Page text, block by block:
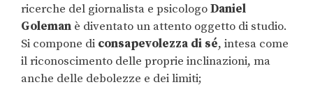
ricerche del giornalista e psicologoDaniel
Goleman è diventato un attento oggetto di studio.
Si compone di consapevolezza di sé, intesa come
il riconoscimento delle proprie inclinazioni, ma
anche delle debolezze e dei limiti;